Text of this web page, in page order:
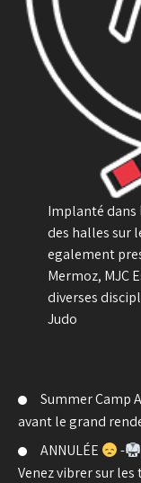
Implanté dans
des halles sur
egalement
Mermoz, MJC
diverses
Judo
Summer Camp
avant le grand
ANNULÉE
-
Venez vibrer sur